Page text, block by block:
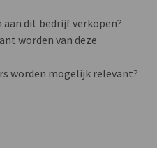
aan dit bedrijf verkopen?
worden van deze
worden mogelijk relevant?